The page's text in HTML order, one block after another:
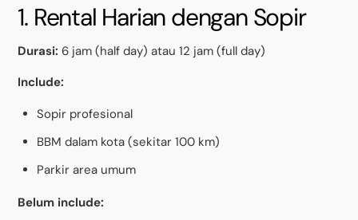
1. Rental Harian dengan Sopir
Durasi: 6 jam (half day) atau 12 jam (full day)
Include:
Sopir profesional
BBM dalam kota (sekitar 100 km)
Parkir area umum
Belum include: